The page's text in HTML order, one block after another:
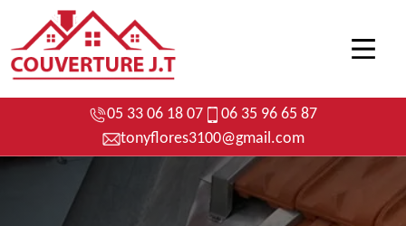
05 33 06 18 07
06 35 96 65 87
tonyflores3100@gmail.com